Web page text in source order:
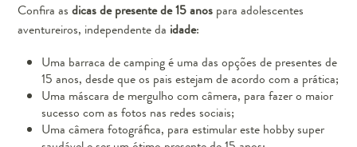
Confira as dicas de presente de 15 anos para adolescentes
aventureiros, independente da idade:
Uma barraca de camping é uma das opções de presentes de
15 anos, desde que os pais estejam de acordo com a prática;
Uma máscara de mergulho com câmera, para fazer o maior
sucesso com as fotos nas redes sociais;
Uma câmera fotográfica, para estimular este hobby super